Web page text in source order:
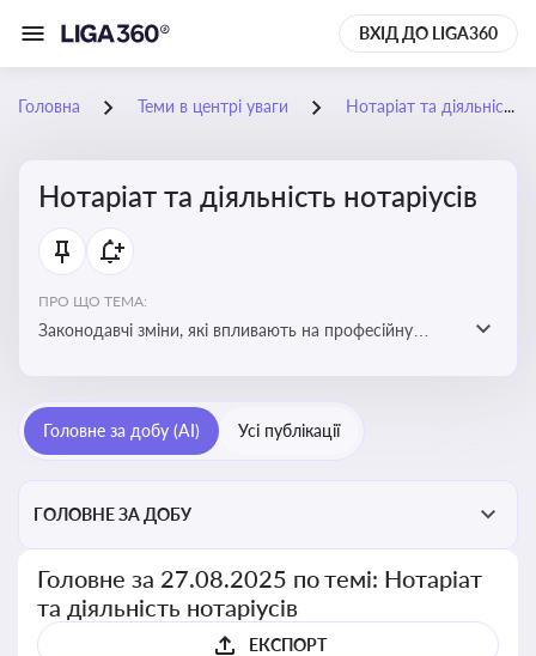
ВХІД ДО LIGA360
Головна Теми в центрі уваги Нотаріат та діяльність нотаріусів
Нотаріат та діяльність нотаріусів
ПРО ЩО ТЕМА:
Законодавчі зміни, які впливають на професійну
Головне за добу (AI) Усі публікації
ГОЛОВНЕ ЗА ДОБУ
Головне за 27.08.2025 по темі: Нотаріат
та діяльність нотаріусів
ЕКСПОРТ